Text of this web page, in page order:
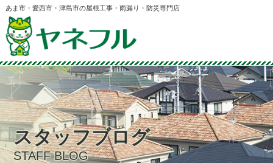
あま市・愛西市・津島市の屋根工事・雨漏り・防災専門店
スタッフブログ
STAFF BLOG